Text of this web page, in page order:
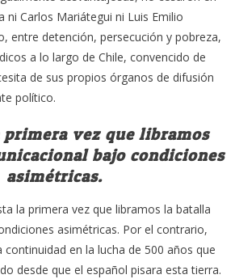
ni Carlos Mariátegui ni Luis Emilio
entre detención, persecución y pobreza,
a lo largo de Chile, convencido de
de sus propios órganos de difusión
político.
primera vez que libramos
bajo condiciones
asimétricas.
la primera vez que libramos la batalla
asimétricas. Por el contrario,
en la lucha de 500 años que
desde que el español pisara esta tierra.